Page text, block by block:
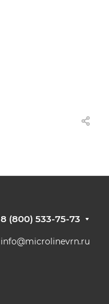
8 (800) 533-75-73
info@microlinevrn.ru